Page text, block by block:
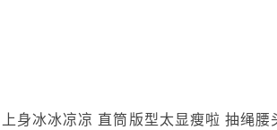
身冰冰凉凉 直筒版型太显瘦啦 抽绳腰